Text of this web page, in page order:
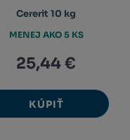
Cererit 10 kg
25,44 €
KÚPIŤ
MENEJ AKO 5 KS